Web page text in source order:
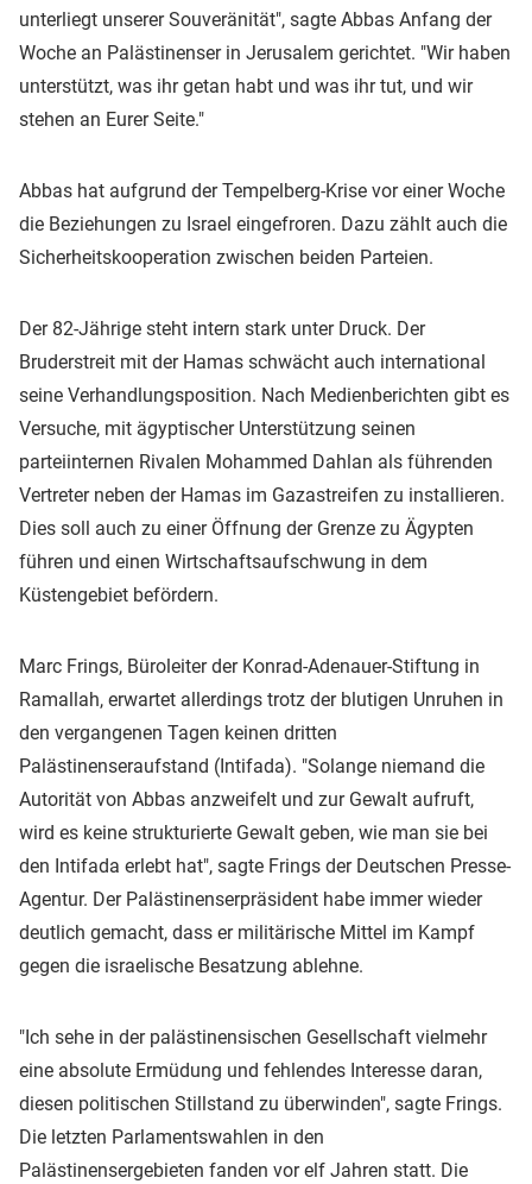
unterliegt unserer Souveränität", sagte Abbas Anfang der
Woche an Palästinenser in Jerusalem gerichtet. "Wir haben
unterstützt, was ihr getan habt und was ihr tut, und wir
stehen an Eurer Seite."
Abbas hat aufgrund der Tempelberg-Krise vor einer Woche
die Beziehungen zu Israel eingefroren. Dazu zählt auch die
Sicherheitskooperation zwischen beiden Parteien.
Der 82-Jährige steht intern stark unter Druck. Der
Bruderstreit mit der Hamas schwächt auch international
seine Verhandlungsposition. Nach Medienberichten gibt es
Versuche, mit ägyptischer Unterstützung seinen
parteiinternen Rivalen Mohammed Dahlan als führenden
Vertreter neben der Hamas im Gazastreifen zu installieren.
Dies soll auch zu einer Öffnung der Grenze zu Ägypten
führen und einen Wirtschaftsaufschwung in dem
Küstengebiet befördern.
Marc Frings, Büroleiter der Konrad-Adenauer-Stiftung in
Ramallah, erwartet allerdings trotz der blutigen Unruhen in
den vergangenen Tagen keinen dritten
Palästinenseraufstand (Intifada). "Solange niemand die
Autorität von Abbas anzweifelt und zur Gewalt aufruft,
wird es keine strukturierte Gewalt geben, wie man sie bei
den Intifada erlebt hat", sagte Frings der Deutschen Presse-
Agentur. Der Palästinenserpräsident habe immer wieder
deutlich gemacht, dass er militärische Mittel im Kampf
gegen die israelische Besatzung ablehne.
"Ich sehe in der palästinensischen Gesellschaft vielmehr
eine absolute Ermüdung und fehlendes Interesse daran,
diesen politischen Stillstand zu überwinden", sagte Frings.
Die letzten Parlamentswahlen in den
Palästinensergebieten fanden vor elf Jahren statt. Die